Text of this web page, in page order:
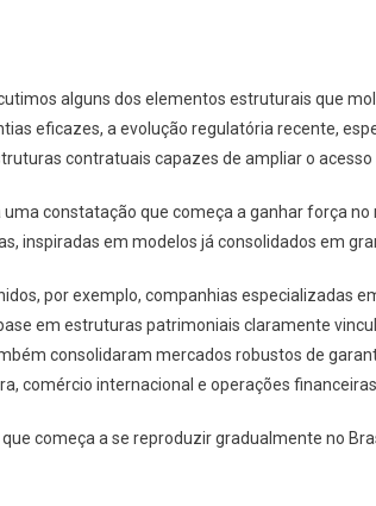
alguns dos elementos estruturais que
eficazes, a evolução regulatória recente,
contratuais capazes de ampliar o
constatação que começa a ganhar força
inspiradas em modelos já consolidados em
por exemplo, companhias especializadas
em estruturas patrimoniais claramente
consolidaram mercados robustos de
comércio internacional e operações
começa a se reproduzir gradualmente no